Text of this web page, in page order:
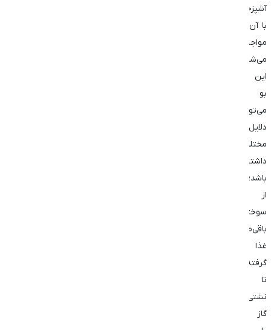
آشپزخانه
با آن
مواجه
می‌شوند.
این
بو
می‌تواند
دلایل
مختلفی
داشته
باشد؛
از
سوختن
باقی‌مانده
غذا
گرفته
تا
نشتی
گاز